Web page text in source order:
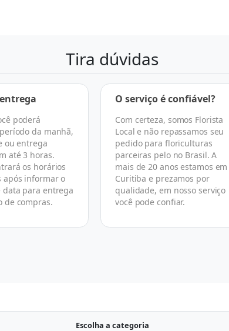
Tira dúvidas
poderá
da manhã,
ou entrega
até 3 horas.
os horários
após informar o
data para entrega
de compras.
O serviço é confiável?
Com certeza, somos Florista
Local e não repassamos seu
pedido para floriculturas
parceiras pelo no Brasil. A
mais de 20 anos estamos em
Curitiba e prezamos por
qualidade, em nosso serviço
você pode confiar.
Escolha a categoria